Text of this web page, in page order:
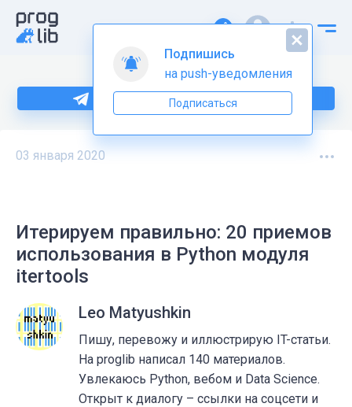
Больше информации по Python тут
03 января 2020
Итерируем правильно: 20 приемов
использования в Python модуля
itertools
Leo Matyushkin
Пишу, перевожу и иллюстрирую IT-статьи.
На proglib написал 140 материалов.
Увлекаюсь Python, вебом и Data Science.
Открыт к диалогу – ссылки на соцсети и
Подпишись
на push-уведомления
Подписаться